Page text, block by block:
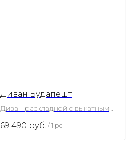
Диван Будапешт
Диван раскладной с выкатным
69 490 руб. / 1 pc